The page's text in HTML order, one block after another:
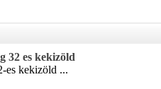
32 es kekizöld
es kekizöld ...